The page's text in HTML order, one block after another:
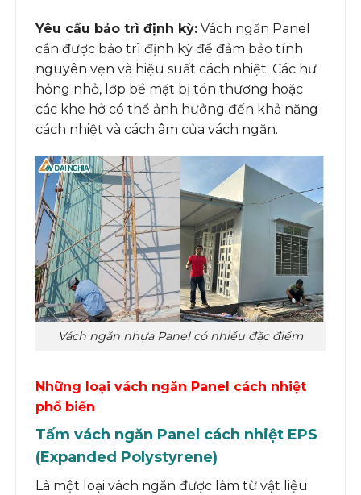
Yêu cầu bảo trì định kỳ: Vách ngăn Panel
cần được bảo trì định kỳ để đảm bảo tính
nguyên vẹn và hiệu suất cách nhiệt. Các hư
hỏng nhỏ, lớp bề mặt bị tổn thương hoặc
các khe hở có thể ảnh hưởng đến khả năng
cách nhiệt và cách âm của vách ngăn.
Vách ngăn nhựa Panel có nhiều đặc điểm
Những loại vách ngăn Panel cách nhiệt
phổ biến
Tấm vách ngăn Panel cách nhiệt EPS
(Expanded Polystyrene)
Là một loại vách ngăn được làm từ vật liệu